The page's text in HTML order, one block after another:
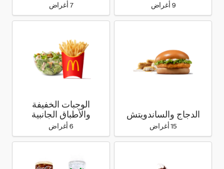
9 أغراض 7 أغراض
الدجاج والساندويتش
15 أغراض
الوجبات الخفيفة
والأطباق الجانبية
6 أغراض